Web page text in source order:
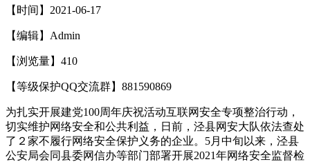
【时间】2021-06-17
【编辑】Admin
【浏览量】 410
【等级保护QQ交流群】881590869
为扎实开展建党100周年庆祝活动互联网安全专项整治行动，
切实维护网络安全和公共利益，日前，泾县网安大队依法查处
了２家不履行网络安全保护义务的企业。5月中旬以来，泾县
公安局会同县委网信办等部门部署开展2021年网络安全监督检